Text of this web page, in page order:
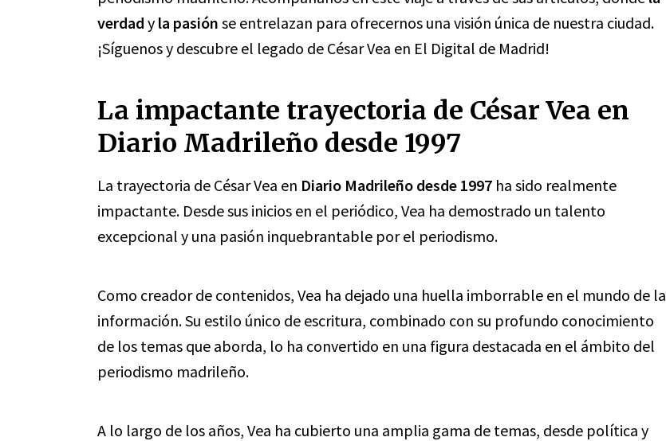
verdad y la pasión se entrelazan para ofrecernos una visión única de nuestra ciudad.
¡Síguenos y descubre el legado de César Vea en El Digital de Madrid!
La impactante trayectoria de César Vea en
Diario Madrileño desde 1997
La trayectoria de César Vea en Diario Madrileño desde 1997 ha sido realmente
impactante. Desde sus inicios en el periódico, Vea ha demostrado un talento
excepcional y una pasión inquebrantable por el periodismo.
Como creador de contenidos, Vea ha dejado una huella imborrable en el mundo de la
información. Su estilo único de escritura, combinado con su profundo conocimiento
de los temas que aborda, lo ha convertido en una figura destacada en el ámbito del
periodismo madrileño.
A lo largo de los años, Vea ha cubierto una amplia gama de temas, desde política y